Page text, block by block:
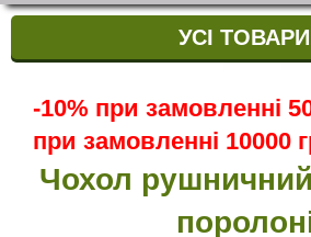
УСІ ТОВАРИ
-10% при замовленні
при замовленні 10000
Чохол